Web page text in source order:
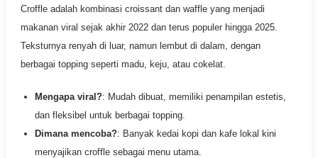
Croffle adalah kombinasi croissant dan waffle yang menjadi
makanan viral sejak akhir 2022 dan terus populer hingga 2025.
Teksturnya renyah di luar, namun lembut di dalam, dengan
berbagai topping seperti madu, keju, atau cokelat.
Mengapa viral?: Mudah dibuat, memiliki penampilan estetis,
dan fleksibel untuk berbagai topping.
Dimana mencoba?: Banyak kedai kopi dan kafe lokal kini
menyajikan croffle sebagai menu utama.